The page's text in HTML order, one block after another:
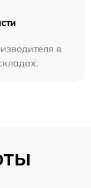
в